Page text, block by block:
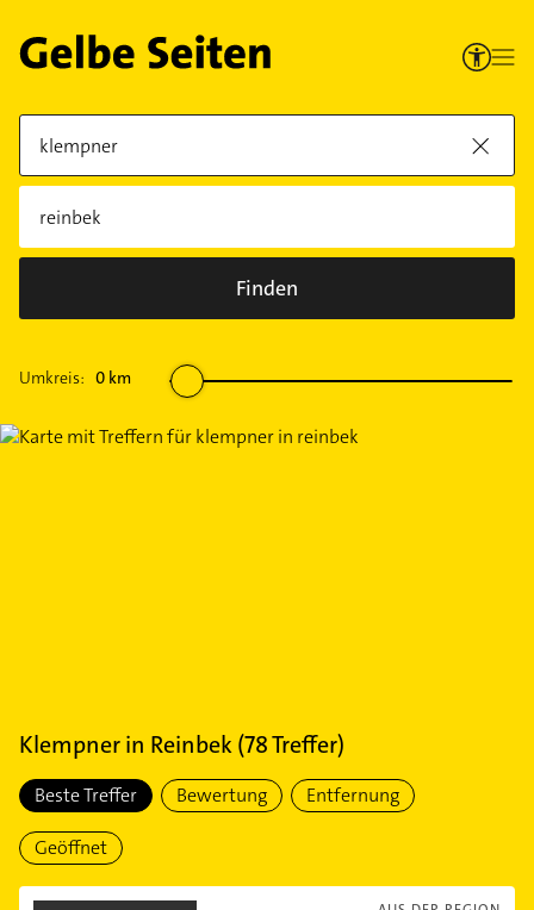
Finden
Umkreis: 0 km
Klempnerin Reinbek(78Treffer)
Beste Treffer Bewertung Entfernung
Geöffnet